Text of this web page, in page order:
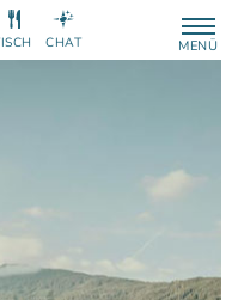
MENÜ
CHAT
Next